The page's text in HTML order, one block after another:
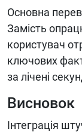
Основна
Замість
користувач
ключових
за лічені
Висновок
Інтеграція